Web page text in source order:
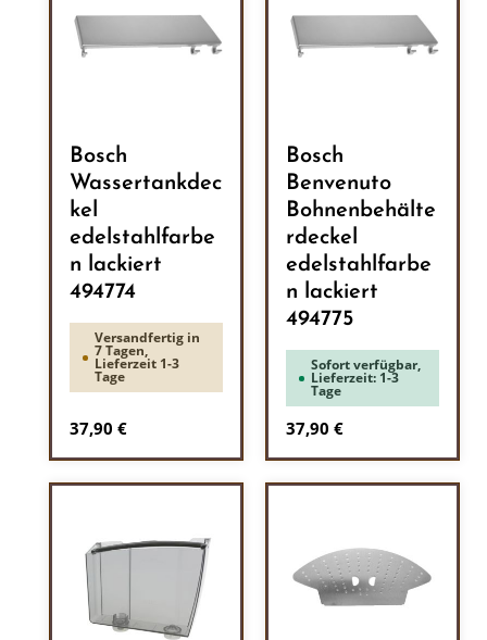
Bosch
Wassertankdec
kel
edelstahlfarbe
n lackiert
494774
Versandfertig in
7 Tagen,
Lieferzeit 1-3
Tage
Regulärer Preis:
37,90 €
Bosch
Benvenuto
Bohnenbehälte
rdeckel
edelstahlfarbe
n lackiert
494775
Sofort verfügbar,
Lieferzeit: 1-3
Tage
Regulärer Preis:
37,90 €